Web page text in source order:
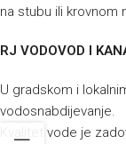
na stubu ili krovnom
RJ VODOVOD I
U gradskom i
vodosnabdijevanje.
Kvalitet vode je